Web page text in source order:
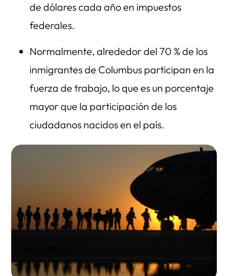
de dólares cada año en impuestos
federales.
Normalmente, alrededor del 70 % de los
inmigrantes de Columbus participan en la
fuerza de trabajo, lo que es un porcentaje
mayor que la participación de los
ciudadanos nacidos en el país.